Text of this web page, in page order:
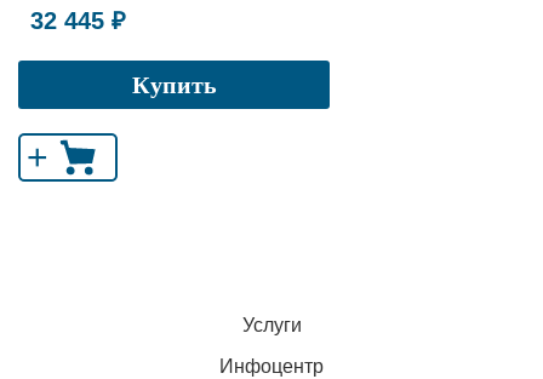
32 445 ₽
Купить
+
Услуги
Инфоцентр